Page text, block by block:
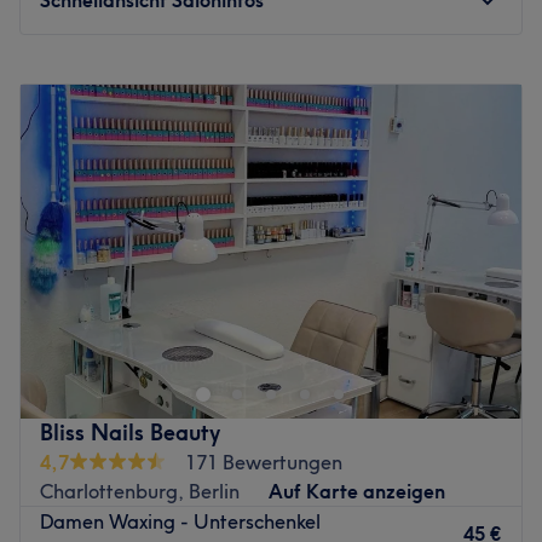
Produkte und Produktmarken: CND Shellac.
Zurück zur Salonansicht
Dienstag
10:00
Mittwoch
10:00
Donnerstag
10:00
Freitag
10:00
Samstag
09:00
16:00
Sonntag
Geschlossen
Lass dich von Kopf bis Fuß verwöhnen und statte dem
Kosmetikstudio Sisters Beauty Care, direkt am Berliner
Kudamm einen Besuch ab. Hier kümmert sich das Team
rundum Füsun um deine Schönheit und verschaffen dir
einen Verwöhnmoment. Erfüll auch du dir jeden Wunsch,
den das Frauenherz für die äußere Erscheinung von Haut
und Körper begehrt. Denn wer sich in seinem Körper
wohlfühlt, geht positiv durchs Leben. Den passenden
Termin buchst du dir einfach online über Treatwell!
Bliss Nails Beauty
4,7
171 Bewertungen
Charlottenburg, Berlin
Auf Karte anzeigen
Damen Waxing - Unterschenkel
45 €